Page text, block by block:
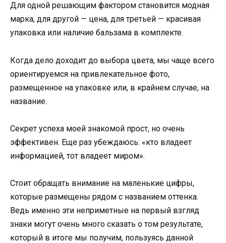
Для одной решающим фактором становится модная
марка, для другой — цена, для третьей — красивая
упаковка или наличие бальзама в комплекте.
Когда дело доходит до выбора цвета, мы чаще всего
ориентируемся на привлекательное фото,
размещенное на упаковке или, в крайнем случае, на
название.
Секрет успеха моей знакомой прост, но очень
эффективен. Еще раз убеждаюсь: «кто владеет
информацией, тот владеет миром».
Стоит обращать внимание на маленькие цифры,
которые размещены рядом с названием оттенка.
Ведь именно эти неприметные на первый взгляд
знаки могут очень много сказать о том результате,
который в итоге мы получим, пользуясь данной